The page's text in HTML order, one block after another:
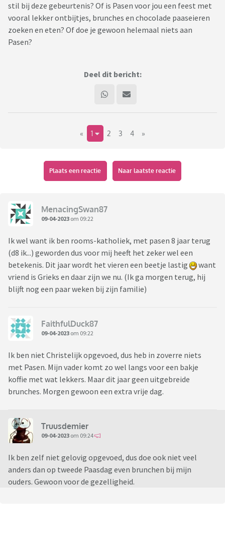
stil bij deze gebeurtenis? Of is Pasen voor jou een feest met
vooral lekker ontbijtjes, brunches en chocolade paaseieren
zoeken en eten? Of doe je gewoon helemaal niets aan
Pasen?
Deel dit bericht:
« 1 2 3 4 »
Plaats een reactie Naar laatste reactie
MenacingSwan87
09-04-2023 om 09:22
Ik wel want ik ben rooms-katholiek, met pasen 8 jaar terug
(d8 ik...) geworden dus voor mij heeft het zeker wel een
betekenis. Dit jaar wordt het vieren een beetje lastig
want
vriend is Grieks en daar zijn we nu. (Ik ga morgen terug, hij
blijft nog een paar weken bij zijn familie)
FaithfulDuck87
09-04-2023 om 09:22
Ik ben niet Christelijk opgevoed, dus heb in zoverre niets
met Pasen. Mijn vader komt zo wel langs voor een bakje
koffie met wat lekkers. Maar dit jaar geen uitgebreide
brunches. Morgen gewoon een extra vrije dag.
Truusdemier
09-04-2023 om 09:24
Ik ben zelf niet gelovig opgevoed, dus doe ook niet veel
anders dan op tweede Paasdag even brunchen bij mijn
ouders. Gewoon voor de gezelligheid.